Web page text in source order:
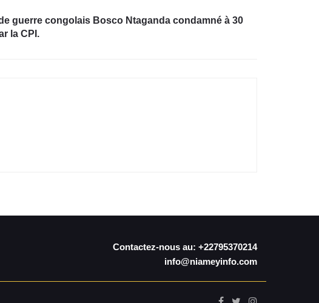
de guerre congolais Bosco Ntaganda condamné à 30
la CPI.
Contactez-nous au: +22795370214
info@niameyinfo.com